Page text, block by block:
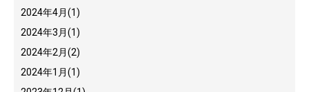
2024年4月(1)
2024年3月(1)
2024年2月(2)
2024年1月(1)